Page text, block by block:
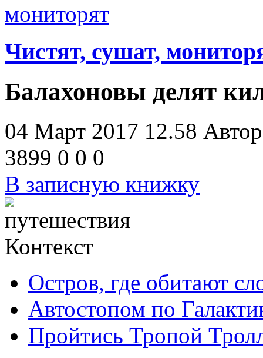
Чистят, сушат,
Балахоновы делят
04 Март 2017 12.58
3899 0 0 0
В записную книжку
Контекст
Остров, где обитают
Автостопом по
Пройтись Тропой